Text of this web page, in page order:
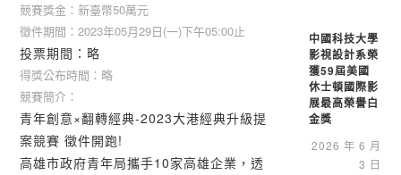
競賽獎金：新臺幣50萬元
徵件期間：2023年05月29日(一)下午05:00止
投票期間：略
得獎公布時間：略
競賽簡介：
青年創意×翻轉經典-2023大港經典升級提
案競賽 徵件開跑!
高雄市政府青年局攜手10家高雄企業，透
中國科技大學
影視設計系榮
獲59屆美國
休士頓國際影
展最高榮譽白
金獎
2026 年 6 月
3 日